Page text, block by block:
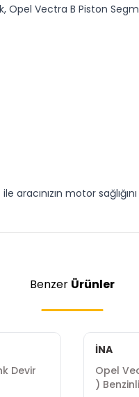
Vectra B Piston
aracınızın motor
Benzer Ürünler
Devir
İNA
Opel
)